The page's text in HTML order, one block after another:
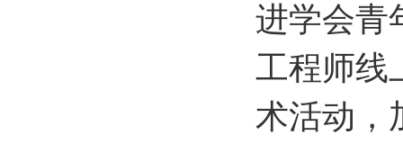
进学会青
工程师线
术活动，